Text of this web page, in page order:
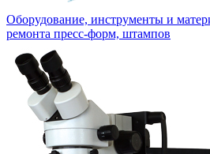
Оборудование, инструменты и
ремонта пресс-форм, штампов